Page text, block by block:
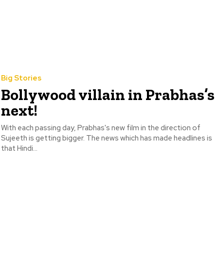
Big Stories
Bollywood villain in Prabhas’s
next!
With each passing day, Prabhas's new film in the direction of
Sujeeth is getting bigger. The news which has made headlines is
that Hindi...